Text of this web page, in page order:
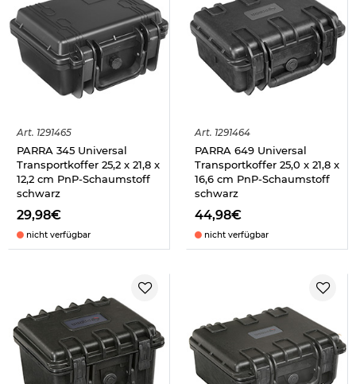
Art. 1291465
PARRA 345 Universal
Transportkoffer 25,2 x 21,8 x
12,2 cm PnP-Schaumstoff
schwarz
29,98€
nicht verfügbar
Art. 1291464
PARRA 649 Universal
Transportkoffer 25,0 x 21,8 x
16,6 cm PnP-Schaumstoff
schwarz
44,98€
nicht verfügbar